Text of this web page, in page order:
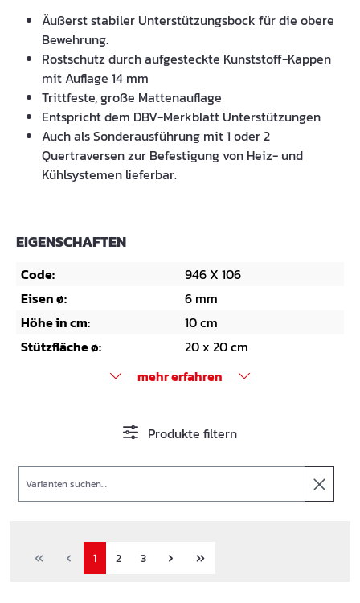
Äußerst stabiler Unterstützungsbock für die obere
Bewehrung.
Rostschutz durch aufgesteckte Kunststoff-Kappen
mit Auflage 14 mm
Trittfeste, große Mattenauflage
Entspricht dem DBV-Merkblatt Unterstützungen
Auch als Sonderausführung mit 1 oder 2
Quertraversen zur Befestigung von Heiz- und
Kühlsystemen lieferbar.
EIGENSCHAFTEN
Code:
946 X 106
Eisen ø:
6 mm
Höhe in cm:
10 cm
Stützfläche ø:
20 x 20 cm
mehr erfahren
Produkte filtern
1 2 3